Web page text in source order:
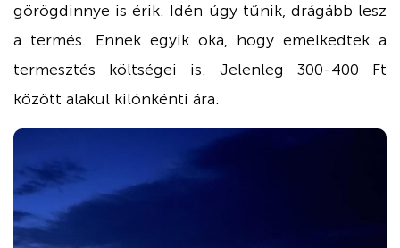
görögdinnye is érik. Idén úgy tűnik, drágább lesz
a termés. Ennek egyik oka, hogy emelkedtek a
termesztés költségei is. Jelenleg 300-400 Ft
között alakul kilónkénti ára.